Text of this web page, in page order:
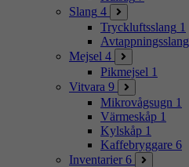
Slang 4
Tryckluftsslang 1
Avtappningsslang
Mejsel 4
Pikmejsel 1
Vitvara 9
Mikrovågsugn 1
Värmeskåp 1
Kylskåp 1
Kaffebryggare 6
Inventarier 6